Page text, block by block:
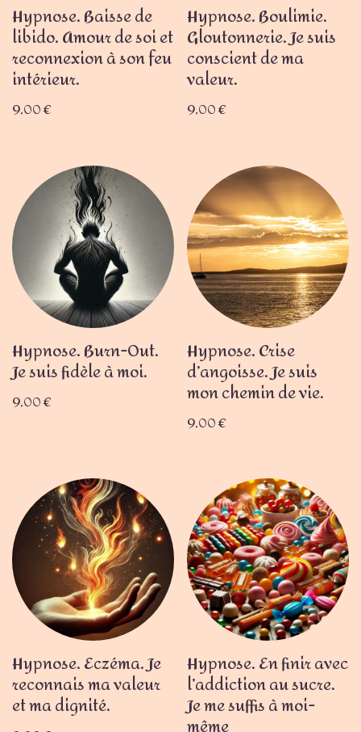
Hypnose. Baisse de
libido. Amour de soi et
reconnexion à son feu
intérieur.
9,00€
Hypnose. Boulimie.
Gloutonnerie. Je suis
conscient de ma
valeur.
9,00€
Hypnose. Burn-Out.
Je suis fidèle à moi.
9,00€
Hypnose. Crise
d’angoisse. Je suis
mon chemin de vie.
9,00€
Hypnose. Eczéma. Je
reconnais ma valeur
et ma dignité.
Hypnose. En finir avec
l’addiction au sucre.
Je me suffis à moi-